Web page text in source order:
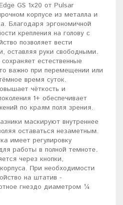
GS 1x20 от Pulsar
корпусе из металла и
Благодаря эргономичной
крепления на голову с
позволяет вести
оставляя руки свободными.
естественные
важно при перемещении или
время суток.
чёткость и
1+ обеспечивает
по краям поля зрения.
маскируют внутреннее
оставаться незаметным.
имеет регулировку
работы в полной темноте.
через кнопки,
При необходимости
на штатив -
гнездо диаметром ¼